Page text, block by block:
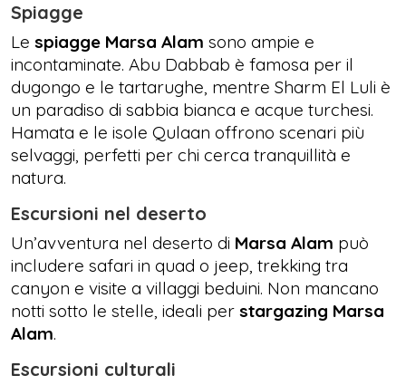
Spiagge
Le spiagge Marsa Alam sono ampie e
incontaminate. Abu Dabbab è famosa per il
dugongo e le tartarughe, mentre Sharm El Luli è
un paradiso di sabbia bianca e acque turchesi.
Hamata e le isole Qulaan offrono scenari più
selvaggi, perfetti per chi cerca tranquillità e
natura.
Escursioni nel deserto
Un’avventura nel deserto di Marsa Alam può
includere safari in quad o jeep, trekking tra
canyon e visite a villaggi beduini. Non mancano
notti sotto le stelle, ideali per stargazing Marsa
Alam.
Escursioni culturali